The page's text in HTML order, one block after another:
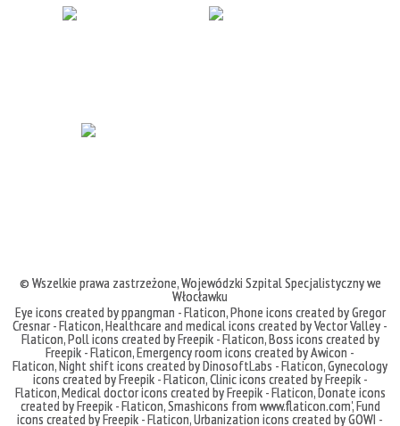
© Wszelkie prawa zastrzeżone,Wojewódzki Szpital Specjalistyczny we
Włocławku
Eye icons created by ppangman - Flaticon,Phone icons created by Gregor
Cresnar - Flaticon,Healthcare and medical icons created by Vector Valley -
Flaticon,Poll icons created by Freepik - Flaticon,Boss icons created by
Freepik - Flaticon,Emergency room icons created by Awicon -
Flaticon,Night shift icons created by DinosoftLabs - Flaticon,Gynecology
icons created by Freepik - Flaticon,Clinic icons created by Freepik -
Flaticon,Medical doctor icons created by Freepik - Flaticon,Donate icons
created by Freepik - Flaticon,Smashicons from www.flaticon.com',Fund
icons created by Freepik - Flaticon,Urbanization icons created by GOWI -